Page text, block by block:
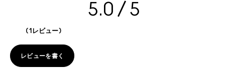
5.0
1レビュー
レビューを書く